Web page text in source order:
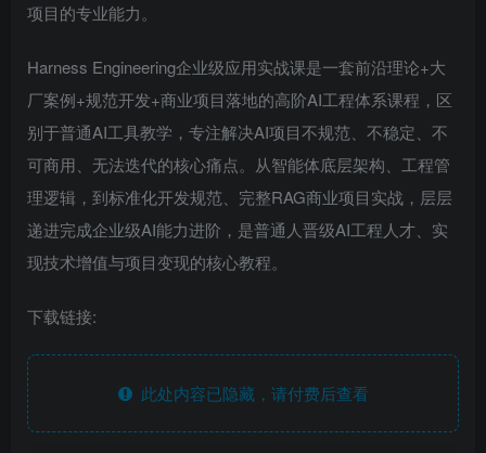
项目的专业能力。
Harness Engineering企业级应用实战课是一套前沿理论+大
厂案例+规范开发+商业项目落地的高阶AI工程体系课程，区
别于普通AI工具教学，专注解决AI项目不规范、不稳定、不
可商用、无法迭代的核心痛点。从智能体底层架构、工程管
理逻辑，到标准化开发规范、完整RAG商业项目实战，层层
递进完成企业级AI能力进阶，是普通人晋级AI工程人才、实
现技术增值与项目变现的核心教程。
下载链接:
此处内容已隐藏，请付费后查看